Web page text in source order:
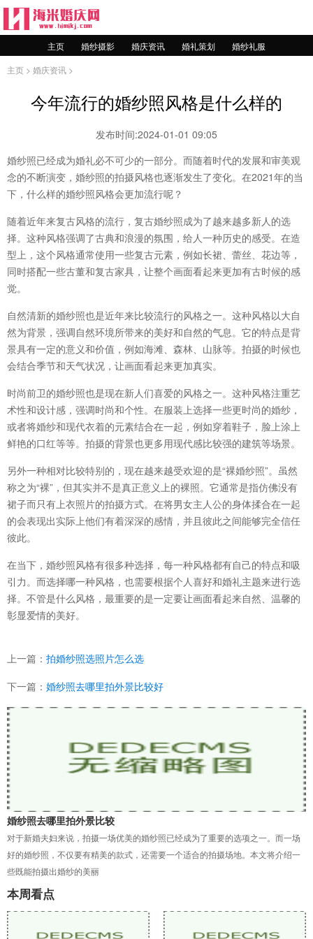
主页 婚纱摄影 婚庆资讯 婚礼策划
婚纱礼服
主页 > 婚庆资讯 >
今年流行的婚纱照风格是什么样的
发布时间:2024-01-01 09:05
婚纱照已经成为婚礼必不可少的一部分。而随着时代的发展和审美观
念的不断演变，婚纱照的拍摄风格也逐渐发生了变化。在2021年的当
下，什么样的婚纱照风格会更加流行呢？
随着近年来复古风格的流行，复古婚纱照成为了越来越多新人的选
择。这种风格强调了古典和浪漫的氛围，给人一种历史的感受。在造
型上，这个风格通常使用一些复古元素，例如长裙、蕾丝、花边等，
同时搭配一些古董和复古家具，让整个画面看起来更加有古时候的感
觉。
自然清新的婚纱照也是近年来比较流行的风格之一。这种风格以大自
然为背景，强调自然环境所带来的美好和自然的气息。它的特点是背
景具有一定的意义和价值，例如海滩、森林、山脉等。拍摄的时候也
会结合季节和天气状况，让画面看起来更加真实。
时尚前卫的婚纱照也是现在新人们喜爱的风格之一。这种风格注重艺
术性和设计感，强调时尚和个性。在服装上选择一些更时尚的婚纱，
或者将婚纱和现代衣着的元素结合在一起，例如穿着鞋子，脸上涂上
鲜艳的口红等等。拍摄的背景也更多用现代感比较强的建筑等场景。
另外一种相对比较特别的，现在越来越受欢迎的是“裸婚纱照”。虽然
称之为“裸”，但其实并不是真正意义上的裸照。它通常是指仿佛没有
裙子而只有上衣照片的拍摄方式。在将男女主人公的身体揉合在一起
的会表现出实际上他们有着深深的感情，并且彼此之间能够完全信任
彼此。
在当下，婚纱照风格有很多种选择，每一种风格都有自己的特点和吸
引力。而选择哪一种风格，也需要根据个人喜好和婚礼主题来进行选
择。不管是什么风格，最重要的是一定要让画面看起来自然、温馨的
彰显爱情的美好。
上一篇： 拍婚纱照选照片怎么选
下一篇： 婚纱照去哪里拍外景比较好
婚纱照去哪里拍外景比较
对于新婚夫妇来说，拍摄一场优美的婚纱照已经成为了重要的选项之一。而一场
好的婚纱照，不仅要有精美的款式，还需要一个适合的拍摄场地。本文将介绍一
些既能拍摄出婚纱的美丽
本周看点